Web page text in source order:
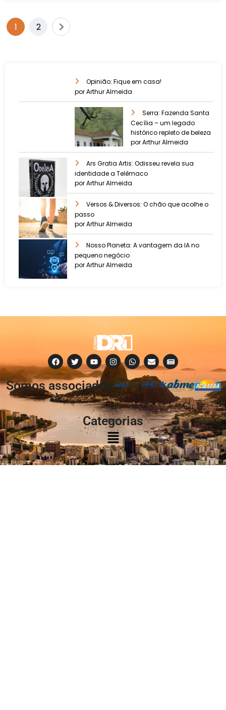
1 2
Opinião: Fique em casa!
por Arthur Almeida
Serra: Fazenda Santa
Cecília – um legado
histórico repleto de beleza
por Arthur Almeida
Ars Gratia Artis: Odisseu revela sua
identidade a Telêmaco
por Arthur Almeida
Versos & Diversos: O chão que acolhe o
passo
por Arthur Almeida
Nosso Planeta: A vantagem da IA no
pequeno negócio
por Arthur Almeida
Somos associados
à:
Categorias